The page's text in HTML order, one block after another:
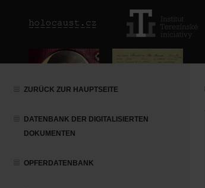
ZURÜCK ZUR HAUPTSEITE
DATENBANK DER DIGITALISIERTEN
DOKUMENTEN
OPFERDATENBANK